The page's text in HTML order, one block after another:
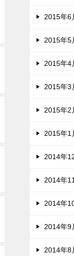
2015年6
2015年5
2015年4
2015年3
2015年2
2015年1
2014年
2014年
2014年
2014年9
2014年8